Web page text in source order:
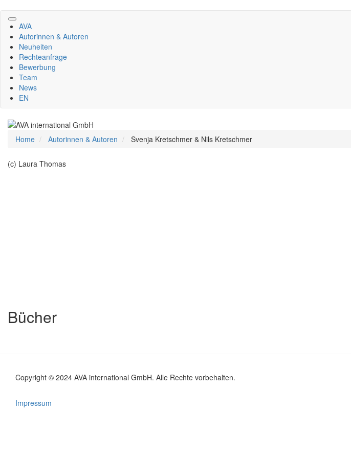
Direkt
zum
Inhalt
AVA
Autorinnen & Autoren
Neuheiten
Rechteanfrage
Bewerbung
Team
News
EN
Home Autorinnen & Autoren Svenja Kretschmer & Nils Kretschmer
(c) Laura Thomas
Bücher
Copyright © 2024 AVA international GmbH. Alle Rechte vorbehalten.
menu
Impressum